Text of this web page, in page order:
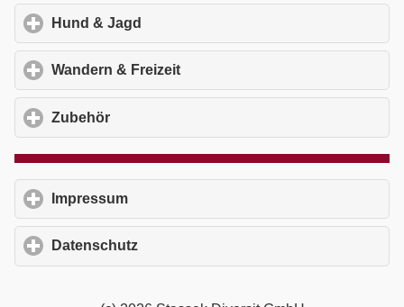
Hund & Jagd
Wandern & Freizeit
Zubehör
Impressum
Datenschutz